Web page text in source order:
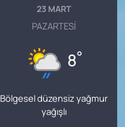
23 MART
PAZARTESI
8°
Bölgesel düzensiz yağmur
yağışlı